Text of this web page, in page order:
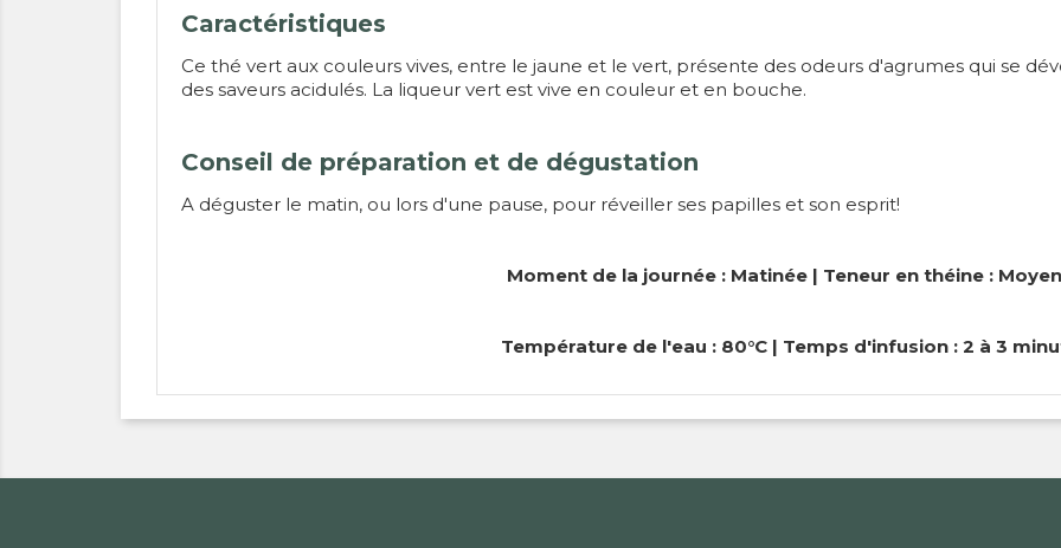
Caractéristiques
Ce thé vert aux couleurs vives, entre le jaune et le vert, présente des odeurs d'agrumes qui se
des saveurs acidulés. La liqueur vert est vive en couleur et en bouche.
Conseil de préparation et de dégustation
A déguster le matin, ou lors d'une pause, pour réveiller ses papilles et son esprit!
Moment de la journée : Matinée | Teneur en théine :
Température de l'eau : 80°C | Temps d'infusion : 2 à 3